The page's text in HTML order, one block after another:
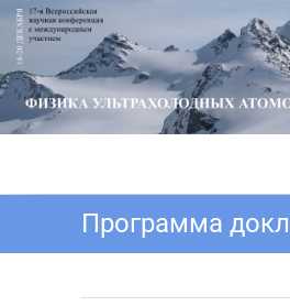
Перейти
содержимому
Программа